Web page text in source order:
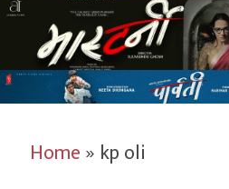
Home» kp oli